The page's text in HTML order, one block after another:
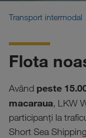
Soluții în funcție
Transport intermodal
Flota
Având peste
macaraua, LKW
participanţi la
Short Sea